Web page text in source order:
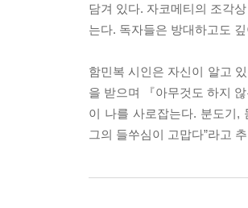
담겨 있다. 자코메티의 조각
는다. 독자들은 방대하고도
함민복 시인은 자신이 알고
을 받으며 『아무것도 하지
이 나를 사로잡는다. 분도기,
그의 들쑤심이 고맙다”라고